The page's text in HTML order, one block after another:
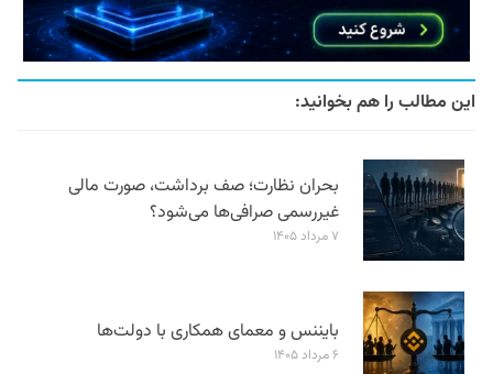
این مطالب را هم بخوانید:
بحران نظارت؛ صف برداشت، صورت مالی
غیررسمی صرافی‌ها می‌شود؟
۷ مرداد ۱۴۰۵
بایننس و معمای همکاری با دولت‌ها
۶ مرداد ۱۴۰۵